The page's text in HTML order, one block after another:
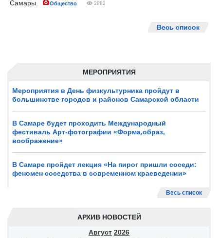
МЕРОПРИЯТИЯ
Мероприятия в День физкультурника пройдут в
большинстве городов и районов Самарской области
В Самаре будет проходить Международный
фестиваль Арт-фотографии «Форма,образ,
воображение»
В Самаре пройдет лекция «На пирог пришли соседи:
феномен соседства в современном краеведении»
Весь список
АРХИВ НОВОСТЕЙ
Август 2026
Самары. Общество 2982
Весь список